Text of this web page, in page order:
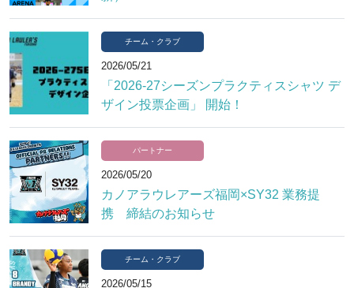
チーム・クラブ
2026/05/21
「2026-27シーズンプラクティスシャツ デ
ザイン投票企画」 開始！
パートナー
2026/05/20
カノアラウレアーズ福岡×SY32 業務提
携 締結のお知らせ
チーム・クラブ
2026/05/15